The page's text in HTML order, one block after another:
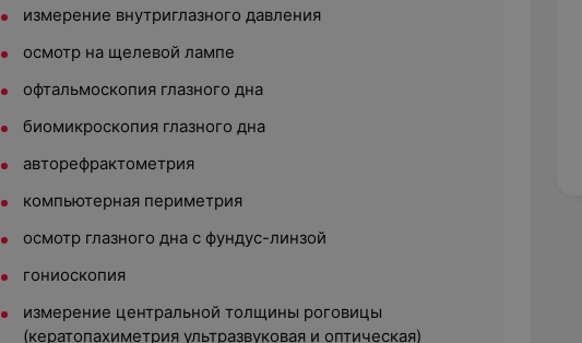
измерение внутриглазного давления
осмотр на щелевой лампе
офтальмоскопия глазного дна
биомикроскопия глазного дна
авторефрактометрия
компьютерная периметрия
осмотр глазного дна с фундус-линзой
гониоскопия
измерение центральной толщины роговицы
(кератопахиметрия ультразвуковая и оптическая)